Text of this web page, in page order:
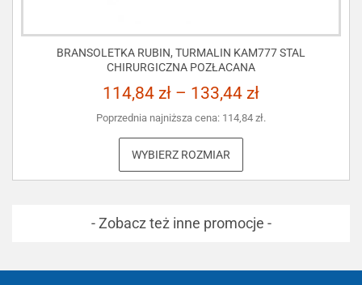
BRANSOLETKA RUBIN, TURMALIN KAM777 STAL
CHIRURGICZNA POZŁACANA
114,84 zł – 133,44 zł
Poprzednia najniższa cena: 114,84 zł.
WYBIERZ ROZMIAR
- Zobacz też inne promocje -